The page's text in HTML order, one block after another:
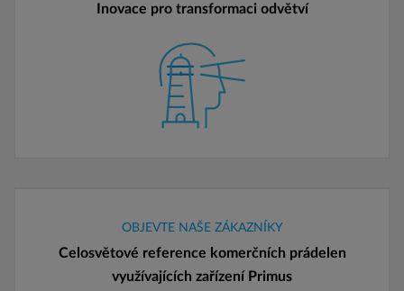
Inovace pro transformaci odvětví
OBJEVTE NAŠE ZÁKAZNÍKY
Celosvětové reference komerčních prádelen
využívajících zařízení Primus